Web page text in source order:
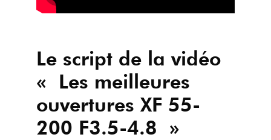
Le script de la vidéo
« Les meilleures
ouvertures XF 55-
200 F3.5-4.8 »